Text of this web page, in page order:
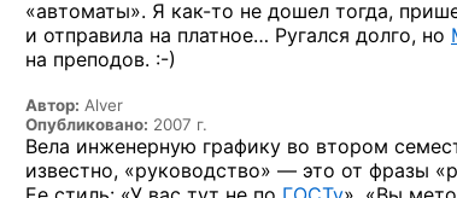
«автоматы». Я как-то не дошел тогда,
и отправила на платное… Ругался долго, но
на преподов. :-)
Автор: Alver
Опубликовано: 2007 г.
Вела инженерную графику во втором
известно, «руководство» — это от фразы